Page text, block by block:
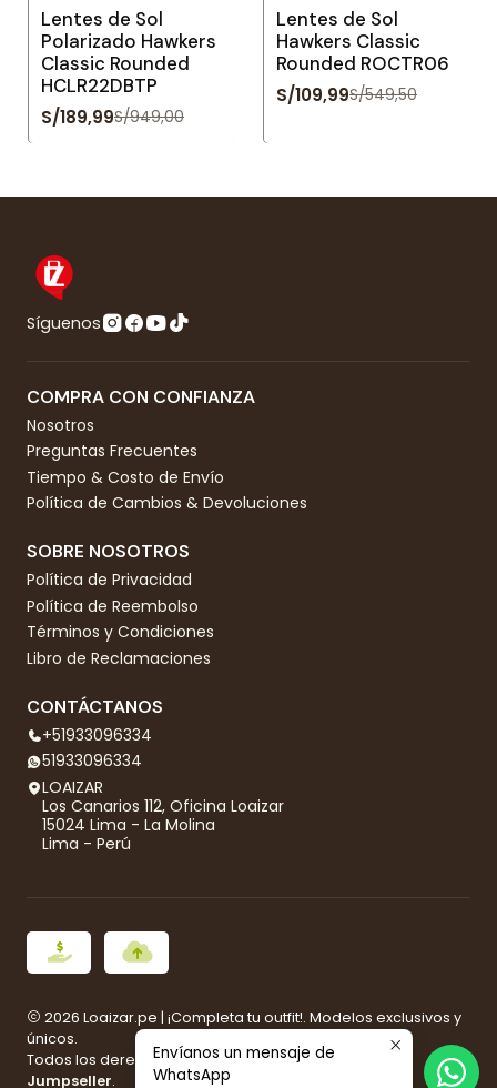
Lentes de Sol
Polarizado Hawkers
Classic Rounded
HCLR22DBTP
S/189,99S/949,00
Lentes de Sol
Hawkers Classic
Rounded ROCTR06
S/109,99S/549,50
Síguenos
COMPRA CON CONFIANZA
Nosotros
Preguntas Frecuentes
Tiempo & Costo de Envío
Política de Cambios & Devoluciones
SOBRE NOSOTROS
Política de Privacidad
Política de Reembolso
Términos y Condiciones
Libro de Reclamaciones
CONTÁCTANOS
+51933096334
51933096334
LOAIZAR
Los Canarios 112, Oficina Loaizar
15024 Lima - La Molina
Lima - Perú
2026 Loaizar.pe | ¡Completa tu outfit!. Modelos exclusivos y
únicos.
Todos los derechos reservados.Desarrollado por
Jumpseller.
Envíanos un mensaje de
WhatsApp